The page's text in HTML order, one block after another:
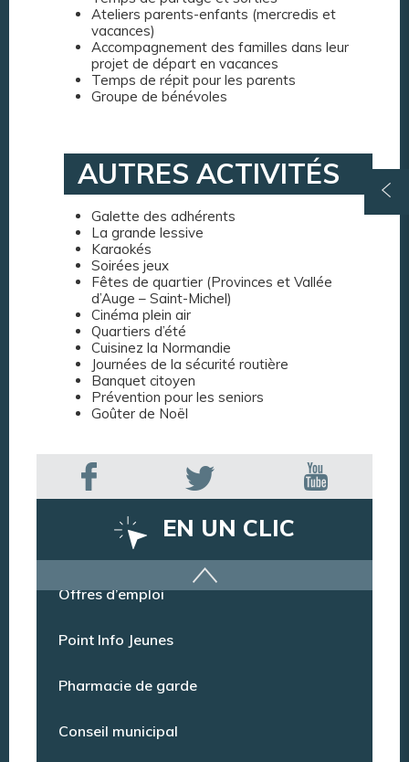
Ateliers parents-enfants (mercredis et
vacances)
Accompagnement des familles dans leur
projet de départ en vacances
Temps de répit pour les parents
Groupe de bénévoles
AUTRES ACTIVITÉS
Galette des adhérents
La grande lessive
Karaokés
Soirées jeux
Fêtes de quartier (Provinces et Vallée
d’Auge – Saint-Michel)
Cinéma plein air
Quartiers d’été
Cuisinez la Normandie
Journées de la sécurité routière
Banquet citoyen
Prévention pour les seniors
Goûter de Noël
EN UN CLIC